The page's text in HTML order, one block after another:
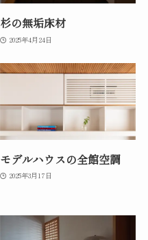
杉の無垢床材
2025年4月24日
モデルハウスの全館空調
2025年3月17日